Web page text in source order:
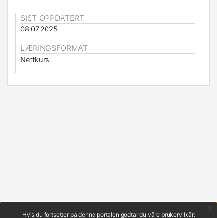
SIST OPPDATERT
08.07.2025
LÆRINGSFORMAT
Nettkurs
Hvis du fortsetter på denne portalen godtar du våre brukervilkår:
x